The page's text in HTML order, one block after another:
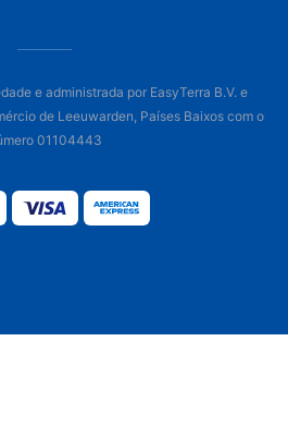
e administrada por EasyTerra B.V. e
de Leeuwarden, Países Baixos com o
01104443